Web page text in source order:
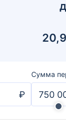
₽
Сумма